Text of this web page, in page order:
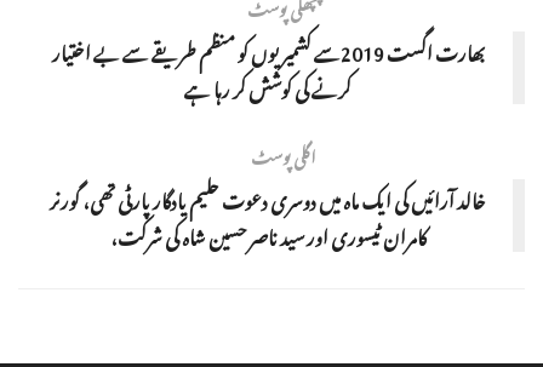
بھارت اگست 2019سے کشمیریوں کو منظم طریقے سے بے اختیار
کرنے کی کوشش کر رہا ہے
اگلی پوسٹ
خالد آرائیں کی ایک ماہ میں دوسری دعوت حلیم یادگار پارٹی تھی، گورنر
کامران ٹیسوری اور سید ناصر حسین شاہ کی شرکت،